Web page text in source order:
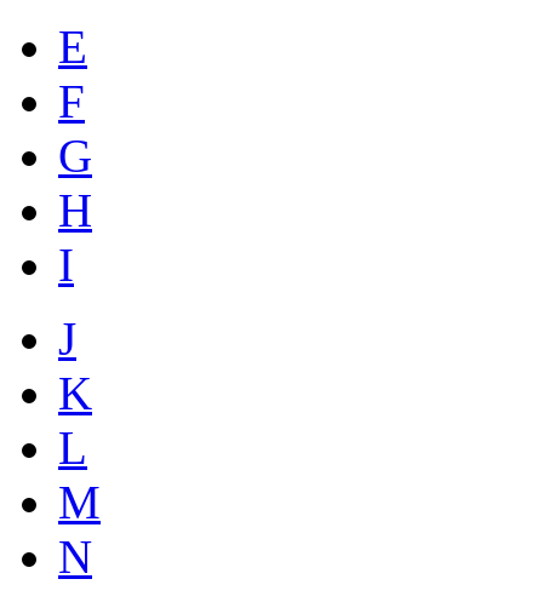
E
F
G
H
I
J
K
L
M
N